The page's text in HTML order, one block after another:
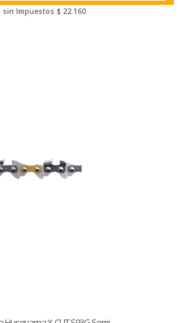
sin Impuestos $ 22.160